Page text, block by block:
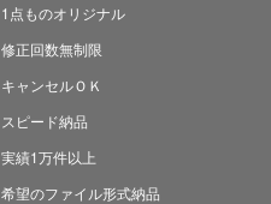
1点ものオリジナル
修正回数無制限
キャンセルＯＫ
スピード納品
実績1万件以上
希望のファイル形式納品